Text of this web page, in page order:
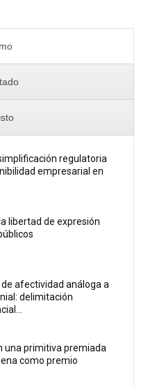
regulatoria
empresarial en
libertad de expresión
de afectividad análoga a
delimitación
una primitiva premiada
como premio